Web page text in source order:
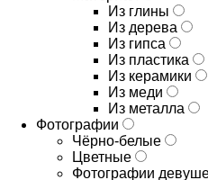
Из глины
Из дерева
Из гипса
Из пластика
Из керамики
Из меди
Из металла
Фотографии
Чёрно-белые
Цветные
Фотографии